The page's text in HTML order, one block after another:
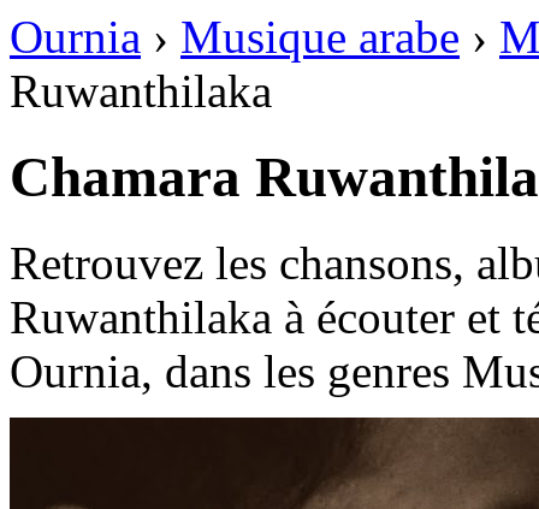
Ournia › Musique arabe ›
Ruwanthilaka
Retrouvez les chansons,
Ruwanthilaka à écouter et
Ournia, dans les genres